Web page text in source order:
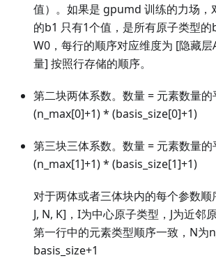
值）。如果是 gpumd 训练的力场，
的b1 只有1个值，是所有原子类型
W0，每行的顺序对应维度为 [隐藏
量] 按照行存储的顺序。
第二块两体系数。数量 = 元素数量
(n_max[0]+1) * (basis_size[0]+1)
第三块三体系数。数量 = 元素数量
(n_max[1]+1) * (basis_size[1]+1)
对于两体或者三体块内的每个参数
J, N, K]，I为中心原子类型，J为近邻
第一行中的元素类型顺序一致，N为
basis_size+1